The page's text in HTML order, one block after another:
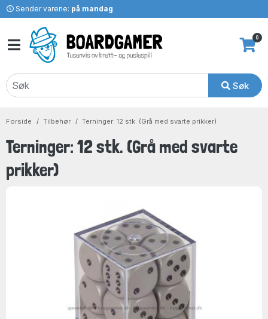
Sender varene: på mandag
Søk
0
Forside Tilbehør Terninger: 12 stk. (Grå med svarte prikker)
Terninger: 12 stk. (Grå med svarte
prikker)